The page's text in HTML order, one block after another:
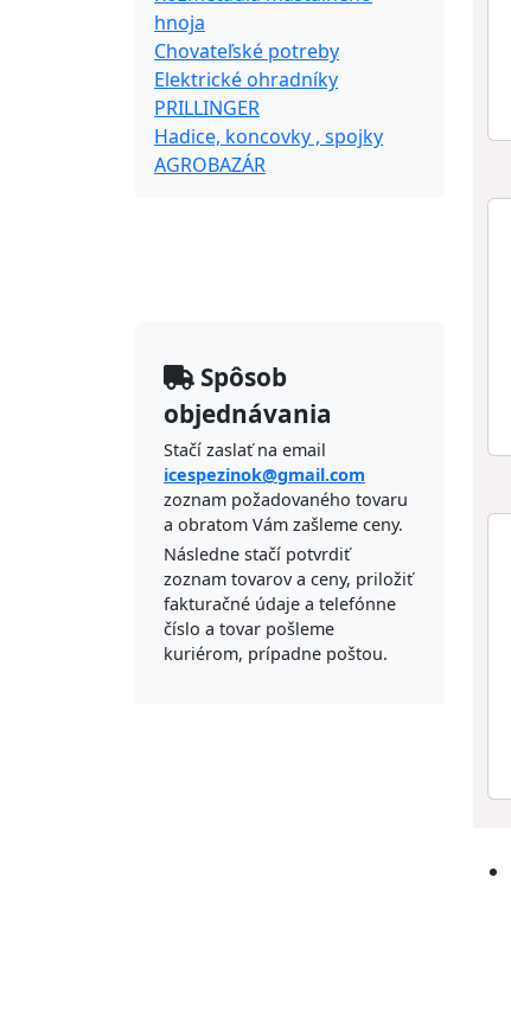
hnoja
Chovateľské potreby
Elektrické ohradníky
PRILLINGER
Hadice, koncovky , spojky
AGROBAZÁR
Spôsob
objednávania
Stačí zaslať na email
icespezinok@gmail.com
zoznam požadovaného tovaru
a obratom Vám zašleme ceny.
Následne stačí potvrdiť
zoznam tovarov a ceny, priložiť
fakturačné údaje a telefónne
číslo a tovar pošleme
kuriérom, prípadne poštou.